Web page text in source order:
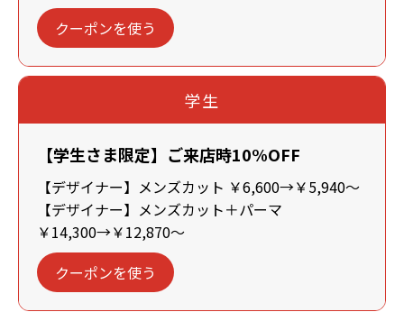
クーポンを使う
学生
【学生さま限定】ご来店時10%OFF
【デザイナー】メンズカット ￥6,600→￥5,940～
【デザイナー】メンズカット＋パーマ
￥14,300→￥12,870～
クーポンを使う